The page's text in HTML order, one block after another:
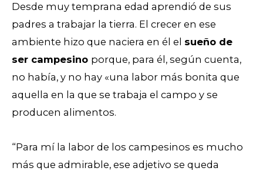
Desde muy temprana edad aprendió de sus
padres a trabajar la tierra. El crecer en ese
ambiente hizo que naciera en él el sueño de
ser campesino porque, para él, según cuenta,
no había, y no hay «una labor más bonita que
aquella en la que se trabaja el campo y se
producen alimentos.
“Para mí la labor de los campesinos es mucho
más que admirable, ese adjetivo se queda